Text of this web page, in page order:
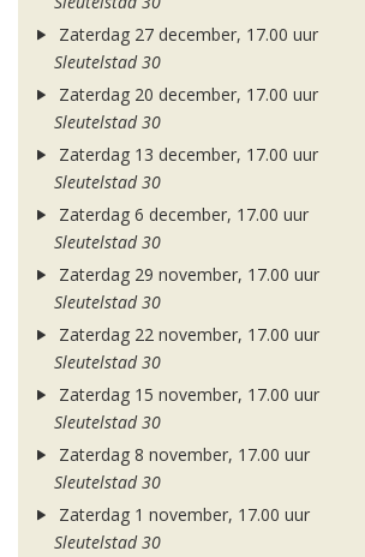
Zaterdag 27 december, 17.00 uur
Sleutelstad 30
Zaterdag 20 december, 17.00 uur
Sleutelstad 30
Zaterdag 13 december, 17.00 uur
Sleutelstad 30
Zaterdag 6 december, 17.00 uur
Sleutelstad 30
Zaterdag 29 november, 17.00 uur
Sleutelstad 30
Zaterdag 22 november, 17.00 uur
Sleutelstad 30
Zaterdag 15 november, 17.00 uur
Sleutelstad 30
Zaterdag 8 november, 17.00 uur
Sleutelstad 30
Zaterdag 1 november, 17.00 uur
Sleutelstad 30